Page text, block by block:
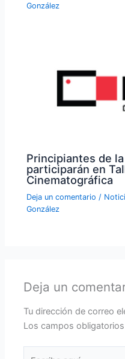
González
Principiantes de
participarán en
Cinematográfica
Deja un comentario /
González
Deja un
Tu dirección de correo
Los campos